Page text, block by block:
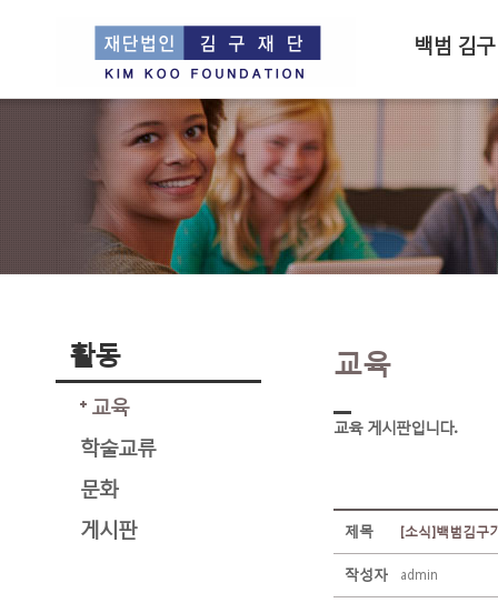
백범 김구
활동
교육
학술교류
문화
게시판
교육
교육 게시판입니다.
제목 [소식]백범김구
작성자 admin